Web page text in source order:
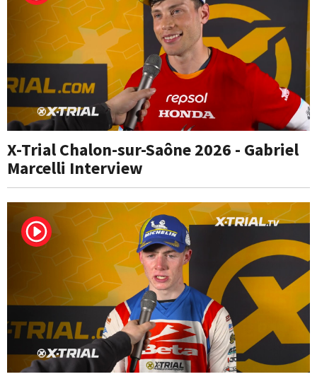
X-Trial Chalon-sur-Saône 2026 - Gabriel
Marcelli Interview